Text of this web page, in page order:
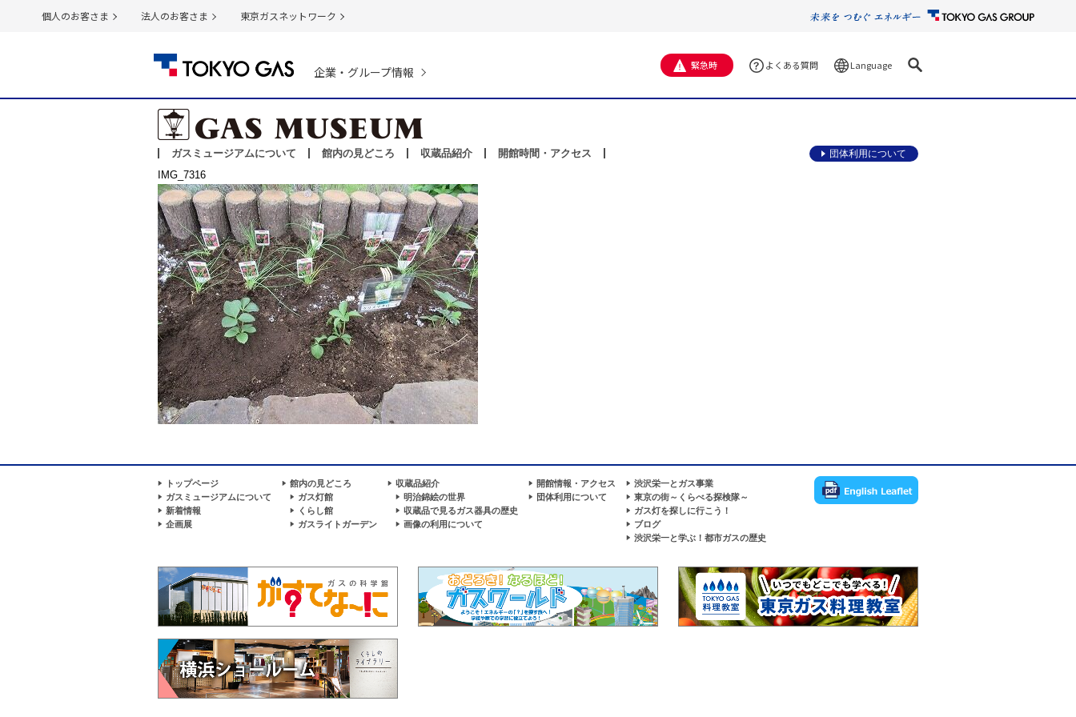
個人のお客さま 法人のお客さま 東京ガスネットワーク
企業・グループ情報 緊急時 よくある質問 Language
ガスミュージアムについて 館内の見どころ 収蔵品紹介 開館時間・アクセス 団体利用について
IMG_7316
トップページ
ガスミュージアムについて
新着情報
企画展
館内の見どころ
ガス灯館
くらし館
ガスライトガーデン
収蔵品紹介
明治錦絵の世界
収蔵品で見るガス器具の歴史
画像の利用について
開館情報・アクセス
団体利用について
渋沢栄一とガス事業
東京の街～くらべる探検隊～
ガス灯を探しに行こう！
ブログ
渋沢栄一と学ぶ！都市ガスの歴史